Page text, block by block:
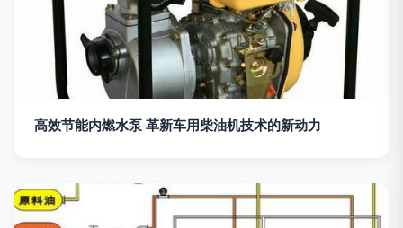
高效节能内燃水泵 革新车用柴油机技术的新动力